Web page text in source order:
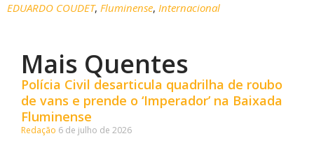
EDUARDO COUDET, Fluminense, Internacional
Mais Quentes
Polícia Civil desarticula quadrilha de roubo
de vans e prende o ‘Imperador’ na Baixada
Fluminense
Redação 6 de julho de 2026